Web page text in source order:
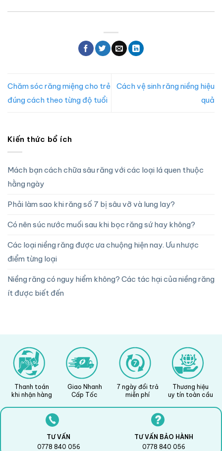
Chăm sóc răng miệng cho trẻ
đúng cách theo từng độ tuổi
Cách vệ sinh răng niềng hiệu
quả
Kiến thức bổ ích
Mách bạn cách chữa sâu răng với các loại lá quen thuộc
hằng ngày
Phải làm sao khi răng số 7 bị sâu vỡ và lung lay?
Có nên súc nước muối sau khi bọc răng sứ hay không?
Các loại niềng răng được ưa chuộng hiện nay. Ưu nhược
điểm từng loại
Niềng răng có nguy hiểm không? Các tác hại của niềng răng
ít được biết đến
Thanh toán
khi nhận hàng
Giao Nhanh
Cấp Tốc
7 ngày đổi trả
miễn phí
Thương hiệu
uy tín toàn cầu
TƯ VẤN
0778 840 056
TƯ VẤN BẢO HÀNH
0778 840 056